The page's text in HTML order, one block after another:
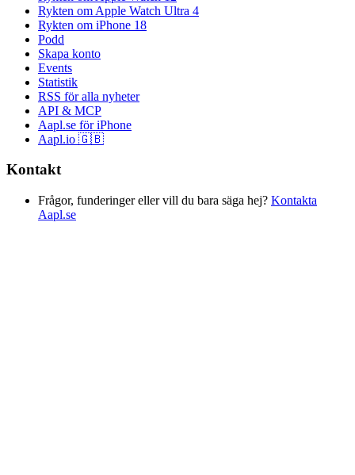
Rykten om Apple Watch Ultra 4
Rykten om iPhone 18
Podd
Skapa konto
Events
Statistik
RSS för alla nyheter
API & MCP
Aapl.se för iPhone
Aapl.io 🇬🇧
Kontakt
Frågor, funderinger eller vill du bara säga hej? Kontakta
Aapl.se